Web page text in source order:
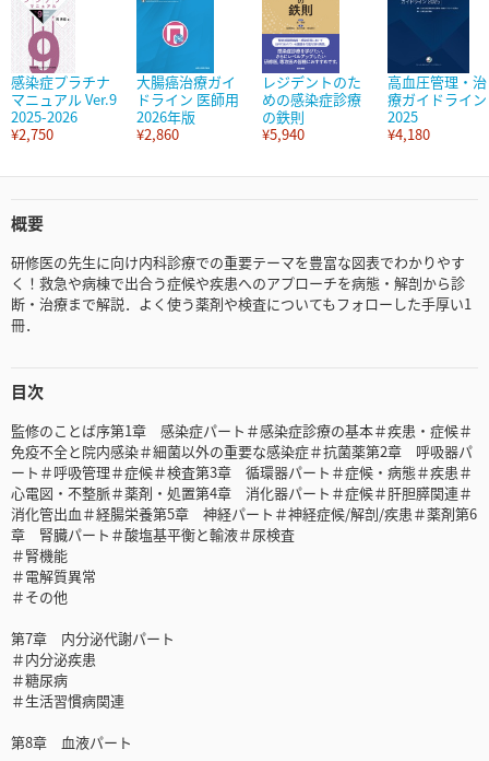
感染症プラチナ
マニュアル Ver.9
2025-2026
¥2,750
大腸癌治療ガイ
ドライン 医師用
2026年版
¥2,860
レジデントのた
めの感染症診療
の鉄則
¥5,940
高血圧管理・治
療ガイドライン
2025
¥4,180
概要
研修医の先生に向け内科診療での重要テーマを豊富な図表でわかりやす
く！救急や病棟で出合う症候や疾患へのアプローチを病態・解剖から診
断・治療まで解説．よく使う薬剤や検査についてもフォローした手厚い1
冊．
目次
監修のことば序第1章 感染症パート＃感染症診療の基本＃疾患・症候＃
免疫不全と院内感染＃細菌以外の重要な感染症＃抗菌薬第2章 呼吸器パ
ート＃呼吸管理＃症候＃検査第3章 循環器パート＃症候・病態＃疾患＃
心電図・不整脈＃薬剤・処置第4章 消化器パート＃症候＃肝胆膵関連＃
消化管出血＃経腸栄養第5章 神経パート＃神経症候/解剖/疾患＃薬剤第6
章 腎臓パート＃酸塩基平衡と輸液＃尿検査
＃腎機能
＃電解質異常
＃その他
第7章 内分泌代謝パート
＃内分泌疾患
＃糖尿病
＃生活習慣病関連
第8章 血液パート